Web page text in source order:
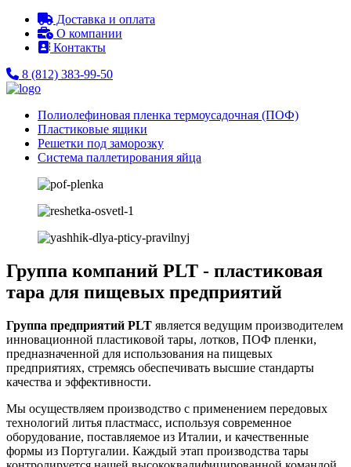
Доставка и оплата
О компании
Контакты
8 (812) 383-99-50
Полиолефиновая пленка термоусадочная (ПОФ)
Пластиковые ящики
Решетки под заморозку
Система паллетирования яйца
Группа компаний PLT - пластиковая
тара для пищевых предприятий
Группа предприятий PLT является ведущим производителем
инновационной пластиковой тары, лотков, ПОФ пленки,
предназначенной для использования на пищевых
предприятиях, стремясь обеспечивать высшие стандарты
качества и эффективности.
Мы осуществляем производство с применением передовых
технологий литья пластмасс, используя современное
оборудование, поставляемое из Италии, и качественные
формы из Португалии. Каждый этап производства тары